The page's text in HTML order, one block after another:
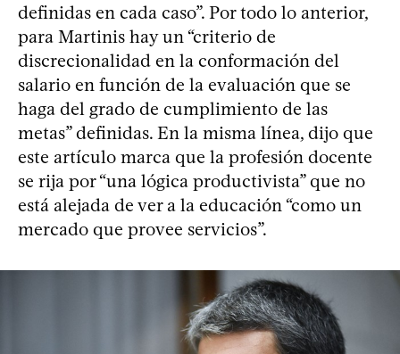
definidas en cada caso”. Por todo lo anterior,
para Martinis hay un “criterio de
discrecionalidad en la conformación del
salario en función de la evaluación que se
haga del grado de cumplimiento de las
metas” definidas. En la misma línea, dijo que
este artículo marca que la profesión docente
se rija por “una lógica productivista” que no
está alejada de ver a la educación “como un
mercado que provee servicios”.